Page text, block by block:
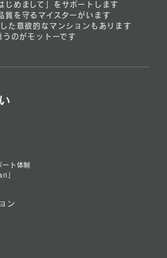
じめまして」をサポートします
質を守るマイスターがいます
た意欲的なマンションもあります
うのがモットーです
ト体制
」
ン